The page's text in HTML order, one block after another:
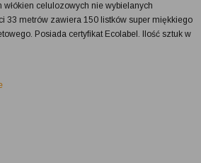
celulozowych nie wybielanych
33 metrów zawiera 150 listków super miękkiego
Posiada certyfikat Ecolabel. Ilość sztuk w